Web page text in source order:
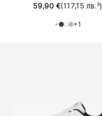
59,90 €(117,15 лв.³)
+1